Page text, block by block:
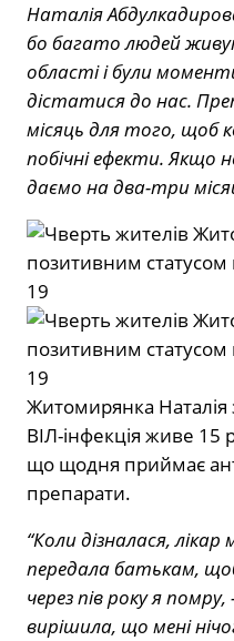
Наталія
бо багато людей
області і були
дістатися до нас.
місяць для того, щоб
побічні ефекти. Якщо
даємо на два-три
Житомирянка Наталія
ВІЛ-інфекція живе 15
що щодня приймає
препарати.
“Коли дізналася,
передала батькам,
через пів року я
вирішила, що мені